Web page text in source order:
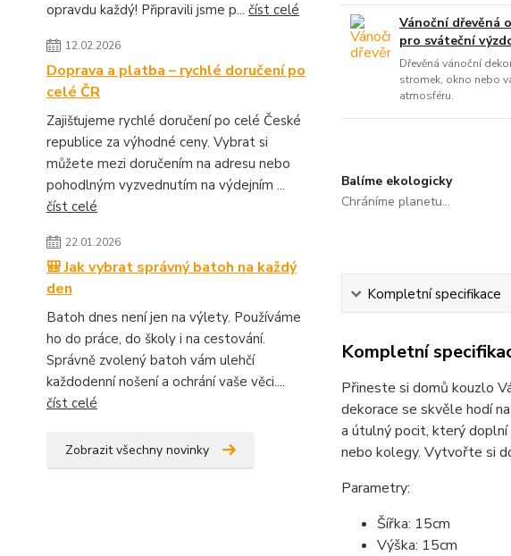
opravdu každý! Připravili jsme p... číst celé
12.02.2026
Doprava a platba – rychlé doručení po
celé ČR
Zajišťujeme rychlé doručení po celé České
republice za výhodné ceny. Vybrat si
můžete mezi doručením na adresu nebo
pohodlným vyzvednutím na výdejním ...
číst celé
22.01.2026
🎒 Jak vybrat správný batoh na každý
den
Batoh dnes není jen na výlety. Používáme
ho do práce, do školy i na cestování.
Správně zvolený batoh vám ulehčí
každodenní nošení a ochrání vaše věci....
číst celé
Zobrazit všechny novinky
Vánoční dřevěná
pro sváteční
Dřevěná vánoční
stromek, okno nebo
atmosféru.
Balíme ekologicky
Chráníme planetu...
Kompletní specifikace
Kompletní
Přineste si domů kouzlo
dekorace se skvěle hodí
a útulný pocit, který doplní
nebo kolegy. Vytvořte si
Parametry:
Šířka: 15cm
Výška: 15cm